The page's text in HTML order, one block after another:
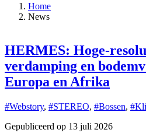
Kruimelpad
Home
News
HERMES: Hoge-
verdamping en
Europa en Afrika
#Webstory, #STEREO, #Bossen,
Gepubliceerd op 13 juli 2026